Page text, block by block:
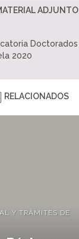
ADJUNTO
Doctorados
2020
RELACIONADOS
Y TRÁMITES DE